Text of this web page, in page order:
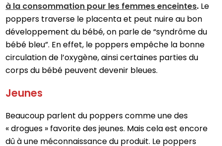
à la consommation pour les femmes enceintes. Le
poppers traverse le placenta et peut nuire au bon
développement du bébé, on parle de “syndrôme du
bébé bleu”. En effet, le poppers empêche la bonne
circulation de l’oxygène, ainsi certaines parties du
corps du bébé peuvent devenir bleues.
Jeunes
Beaucoup parlent du poppers comme une des
« drogues » favorite des jeunes. Mais cela est encore
dû à une méconnaissance du produit. Le poppers